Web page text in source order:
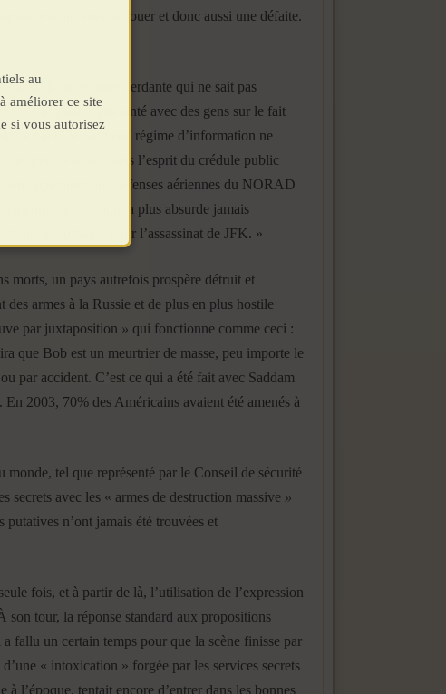
est un refus de jouer et donc aussi une défaite.
aussi à une équipe perdante qui ne sait pas
: « J’ai parfois plaisanté avec des gens sur le fait
de main, le nouveau régime d’information ne
les plus célèbres dans l’esprit du crédule public
facilement nos défenses aériennes du NORAD
théorie du complot la plus absurde jamais
solitaire’ pour l’assassinat de JFK. »
morts, un pays autrefois prospère détruit et
armes à la Russie et de plus en plus hostile
par juxtaposition » qui fonctionne comme ceci :
que Bob est un meurtrier de masse, peu importe le
par accident. C’est ce qui a été fait avec Saddam
2003, 70% des Américains avaient été amenés à
tel que représenté par le Conseil de sécurité
secrets avec les « armes de destruction massive »
n’ont jamais été trouvées et
fois, et à partir de là, l’utilisation de l’expression
son tour, la réponse standard aux propositions
fallu un certain temps pour que la scène finisse par
« intoxication » forgée par les services secrets
l’époque, tentait encore d’entrer dans les bonnes
au
améliorer ce site
si vous autorisez